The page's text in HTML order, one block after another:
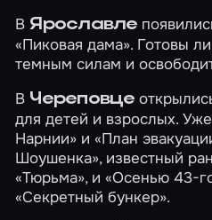
ВЯрославле
«Пиковая дама». Готовы
темным силам и
В Череповце
для детей и взрослых.
Нарнии» и«План
Шоушенка», известный
«Тюрьма», и«Осенью 43-
«Секретный бункер».